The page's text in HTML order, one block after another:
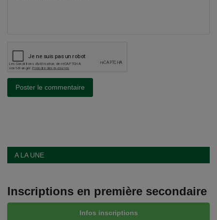
Poster le commentaire
A LA UNE
Inscriptions en première secondaire
Infos inscriptions